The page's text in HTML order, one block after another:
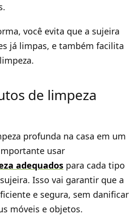
você evita que a sujeira
já limpas, e também facilita
de limpeza
profunda na casa em um
usar
adequados para cada tipo
Isso vai garantir que a
e segura, sem danificar
móveis e objetos.